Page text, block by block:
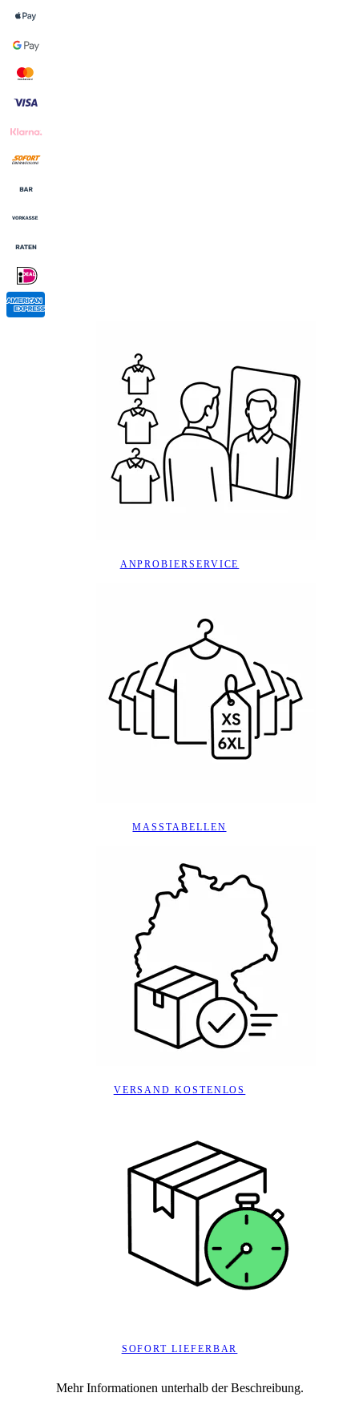
ANPROBIERSERVICE
MASSTABELLEN
VERSAND KOSTENLOS
SOFORT LIEFERBAR
Mehr Informationen unterhalb der Beschreibung.